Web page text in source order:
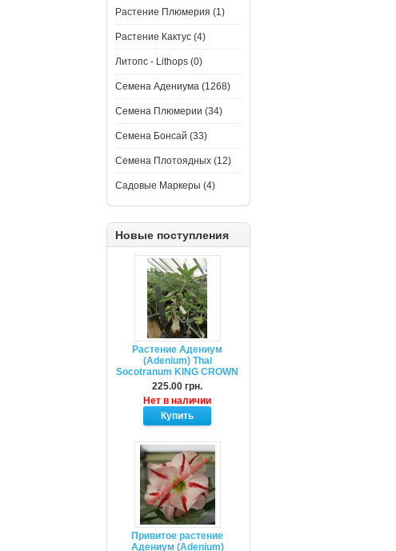
Растение Плюмерия (1)
Растение Кактус (4)
Литопс - Lithops (0)
Семена Адениума (1268)
Семена Плюмерии (34)
Семена Бонсай (33)
Семена Плотоядных (12)
Садовые Маркеры (4)
Новые поступления
Растение Адениум
(Adenium) Thai
Socotranum KING CROWN
225.00 грн.
Нет в наличии
Привитое растение
Адениум (Adenium)